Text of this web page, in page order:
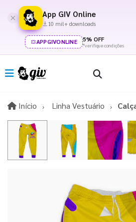
App GIV Online
10 mil+ downloads
APPGIVONLINE 5% OFF
*verifique condições
Início InícioLinha Vestuário